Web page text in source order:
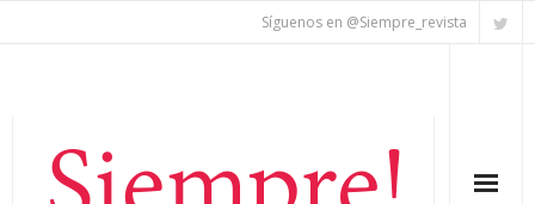
Síguenos en @Siempre_revista